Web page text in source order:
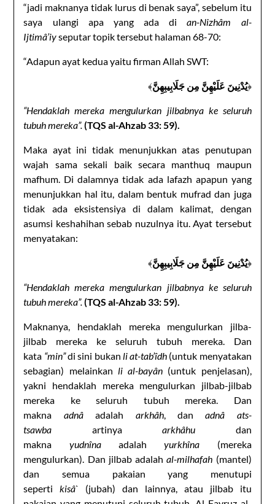
“jadi maknanya tidak lurus di benak saya”, sebelum itu
saya ulangi apa yang ada dian-Nizhâm al-
Ijtimâ’iyseputar topik tersebut halaman 68-70:
“Adapun ayat kedua yaitu firman Allah SWT:
﴿يُدْنِينَ عَلَيْهِنَّ مِن جَلَابِيبِهِنَّ﴾
“Hendaklah mereka mengulurkan jilbabnya ke seluruh
tubuh mereka”.(TQS al-Ahzab 33: 59).
Maka ayat ini tidak menunjukkan atas penutupan
wajah sama sekali baik secara manthuq maupun
mafhum. Di dalamnya tidak ada lafazh apapun yang
menunjukkan hal itu, dalam bentuk mufrad dan juga
tidak ada eksistensiya di dalam kalimat, dengan
asumsi keshahihan sebab nuzulnya itu. Ayat tersebut
menyatakan:
﴿يُدْنِينَ عَلَيْهِنَّ مِن جَلَابِيبِهِنَّ﴾
“Hendaklah mereka mengulurkan jilbabnya ke seluruh
tubuh mereka”.(TQS al-Ahzab 33: 59).
Maknanya, hendaklah mereka mengulurkan jilba-
jilbab mereka ke seluruh tubuh mereka. Dan
kata “min”di sini bukan li at-tab’îdh (untuk menyatakan
sebagian) melainkan li al-bayân (untuk penjelasan),
yakni hendaklah mereka mengulurkan jilbab-jilbab
mereka ke seluruh tubuh mereka. Dan
makna adnâadalah arkhâh, danadnâ ats-
tsawba artinyaarkhâhu dan
makna yudnînaadalahyurkhîna (mereka
mengulurkan). Dan jilbab adalahal-milhafah (mantel)
dan semua pakaian yang menutupi
seperti kisâ` (jubah) dan lainnya, atau jilbab itu